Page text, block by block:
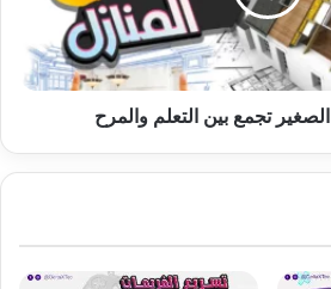
تجمع بين التعلم والمرح